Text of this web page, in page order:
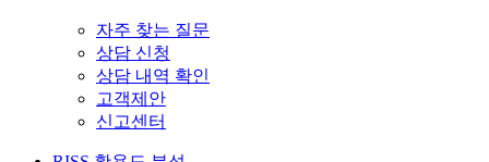
자주 찾는 질문
상담 신청
상담 내역 확인
고객제안
신고센터